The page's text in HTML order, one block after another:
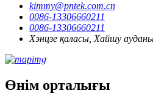
kimmy@pntek.com.cn
0086-13306660211
0086-13306660211
Хэнцзе қаласы, Хайшу
Өнім орталығы